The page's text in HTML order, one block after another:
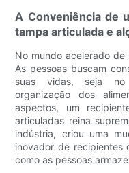
A Conveniência de
tampa articulada e
No mundo acelerado de
As pessoas buscam
suas vidas, seja no
organização dos
aspectos, um
articuladas reina
indústria, criou uma
inovador de recipientes
como as pessoas